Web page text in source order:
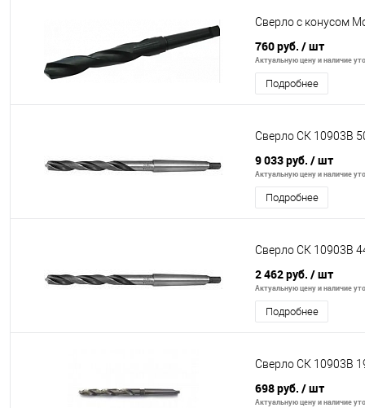
Сверло с конусом
760 руб. / шт
Актуальную цену и наличие
Подробнее
Сверло СК 10903В
9 033 руб. / шт
Актуальную цену и наличие
Подробнее
Сверло СК 10903В
2 462 руб. / шт
Актуальную цену и наличие
Подробнее
Сверло СК 10903В
698 руб. / шт
Актуальную цену и наличие